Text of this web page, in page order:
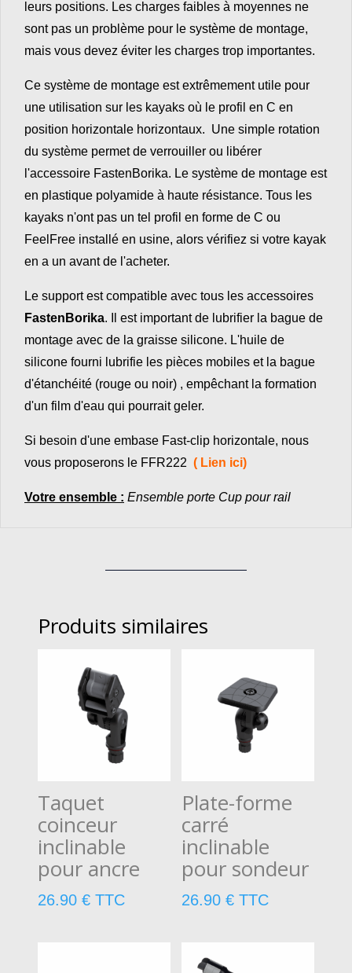
leurs positions. Les charges faibles à moyennes ne
sont pas un problème pour le système de montage,
mais vous devez éviter les charges trop importantes.
Ce système de montage est extrêmement utile pour
une utilisation sur les kayaks où le profil en C en
position horizontale horizontaux. Une simple rotation
du système permet de verrouiller ou libérer
l'accessoire FastenBorika. Le système de montage est
en plastique polyamide à haute résistance. Tous les
kayaks n'ont pas un tel profil en forme de C ou
FeelFree installé en usine, alors vérifiez si votre kayak
en a un avant de l'acheter.
Le support est compatible avec tous les accessoires
FastenBorika. Il est important de lubrifier la bague de
montage avec de la graisse silicone. L'huile de
silicone fourni lubrifie les pièces mobiles et la bague
d'étanchéité (rouge ou noir) , empêchant la formation
d'un film d'eau qui pourrait geler.
Si besoin d'une embase Fast-clip horizontale, nous
vous proposerons le FFR222 ( Lien ici)
Votre ensemble : Ensemble porte Cup pour rail
Produits similaires
Taquet
coinceur
inclinable
pour ancre
26.90€ TTC
Plate-forme
carré
inclinable
pour sondeur
26.90€ TTC